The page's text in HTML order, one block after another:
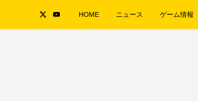
HOME ニュース ゲーム情報